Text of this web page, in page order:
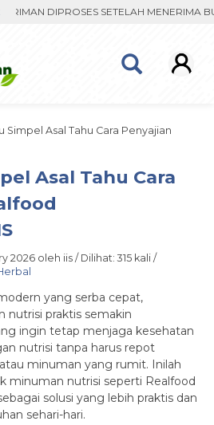
DIPROSES SETELAH MENERIMA
Simpel Asal Tahu Cara Penyajian
Asal Tahu Cara
2026 oleh iis / Dilihat: 315 kali /
yang serba cepat,
nutrisi praktis semakin
ingin tetap menjaga kesehatan
nutrisi tanpa harus repot
minuman yang rumit. Inilah
minuman nutrisi seperti Realfood
solusi yang lebih praktis dan
sehari-hari.